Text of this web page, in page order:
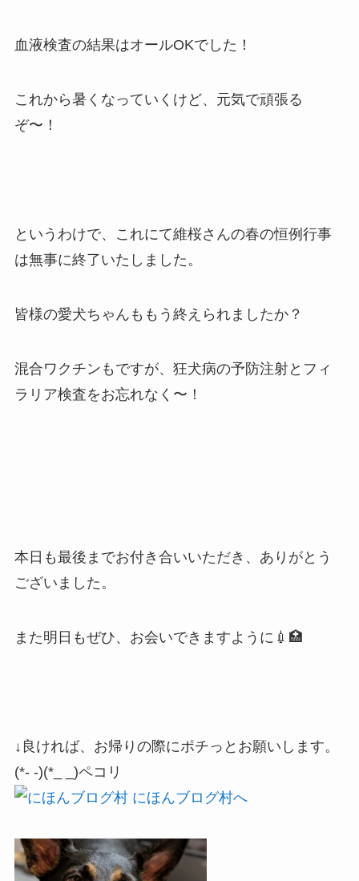
血液検査の結果はオールOKでした！
これから暑くなっていくけど、元気で頑張る
ぞ〜！
というわけで、これにて維桜さんの春の恒例行事
は無事に終了いたしました。
皆様の愛犬ちゃんももう終えられましたか？
混合ワクチンもですが、狂犬病の予防注射とフィ
ラリア検査をお忘れなく〜！
本日も最後までお付き合いいただき、ありがとう
ございました。
また明日もぜひ、お会いできますように💉🏥
↓良ければ、お帰りの際にポチっとお願いします。
(*- -)(*_ _)ペコリ